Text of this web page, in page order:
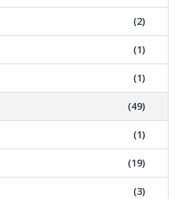
(2)
(1)
(1)
(49)
(1)
(19)
(3)